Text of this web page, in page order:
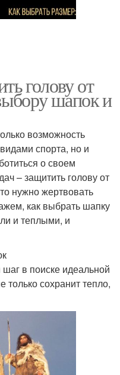
голову от
шапок и
возможность
спорта, но и
о своем
– защитить голову от
нужно жертвовать
как выбрать шапку
и теплыми, и
в поиске идеальной
только сохранит тепло,